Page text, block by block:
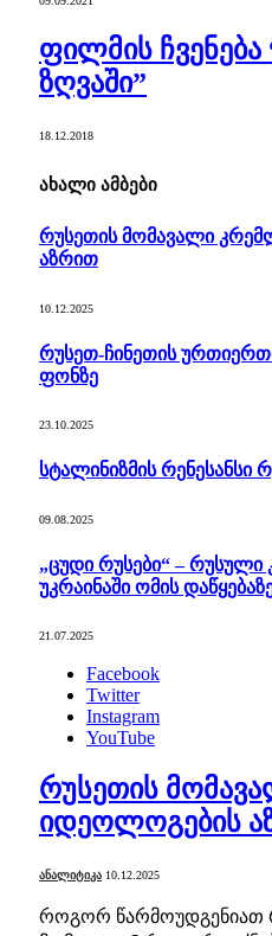
ფილმის
ზღვაში”
18.12.2018
ახალი ამბები
რუსეთის მომავალი
აზრით
10.12.2025
რუსეთ-ჩინეთის
ფონზე
23.10.2025
სტალინიზმის რენესანსი
09.08.2025
„ცუდი რუსები“ – რუსული
უკრაინაში ომის
21.07.2025
Facebook
Twitter
Instagram
YouTube
რუსეთის
იდეოლოგების
ᲐᲜᲐᲚᲘᲢᲘᲙᲐ 10.12.2025
როგორ წარმოუდგენიათ